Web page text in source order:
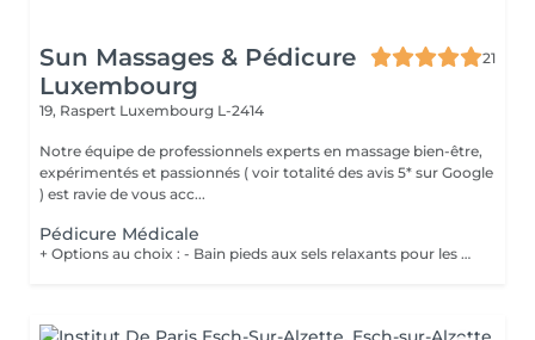
Sun Massages & Pédicure
Luxembourg
21
19, Raspert Luxembourg L-2414
Notre équipe de professionnels experts en massage bien-être,
expérimentés et passionnés ( voir totalité des avis 5* sur Google
) est ravie de vous acc...
Pédicure Médicale
+ Options au choix : - Bain pieds aux sels relaxants pour les pieds fatigués et préparer les pieds au soin 20€ - Gommage pieds pour des pieds doux et hydratés 20€ - Massage des pieds 55 minutes 90€ Les soins de pédicurie médicale sont non seulement destinés à traiter les problèmes de pieds de manière curative mais également de manière préventive, en contribuant à votre confort lors de la marche ou de vos éventuelles activités sportives. Un soin régulier peut vous éviter des problèmes et des douleurs aux pieds dus à l'apparition de crevasses, durillons, cors, ... Vous devez néanmoins consulter sans attendre lorsque : Vous ressentez une gêne lors de la marche (n'attendez pas de ressentir de la douleur !) ; Vous constatez l'apparition de mycose, cor, callosité, il de perdrix ou ongle incarné, ...